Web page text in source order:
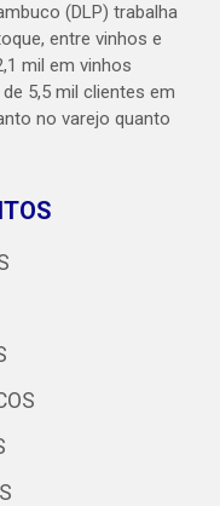
(DLP) trabalha
entre vinhos e
mil em vinhos
5,5 mil clientes em
no varejo quanto